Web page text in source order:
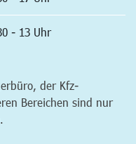
- 13 Uhr
der Kfz-
Bereichen sind nur